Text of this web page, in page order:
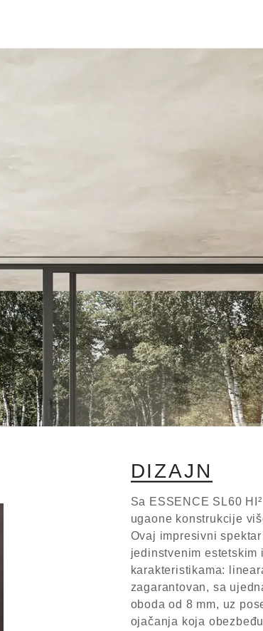
DIZAJ N
Sa ESSENCE SL60
ugaone konstrukcije
Ovaj impresivni
jedinstvenim estetskim
karakteristikama:
zagarantovan, sa
oboda od 8 mm, uz
ojačanja koja